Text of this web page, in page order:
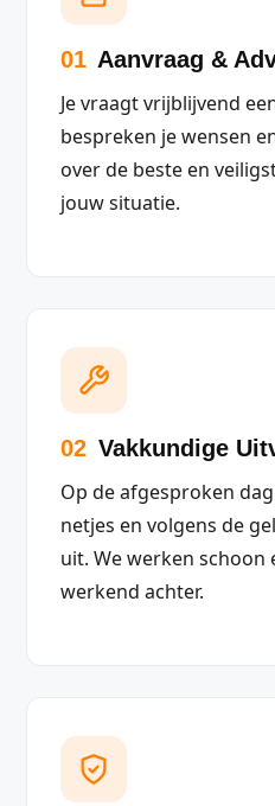
01 Aanvraag &
Je vraagt vrijblijvend
bespreken je wensen
over de beste en
jouw situatie.
02 Vakkundige
Op de afgesproken
netjes en volgens de
uit. We werken schoon
werkend achter.